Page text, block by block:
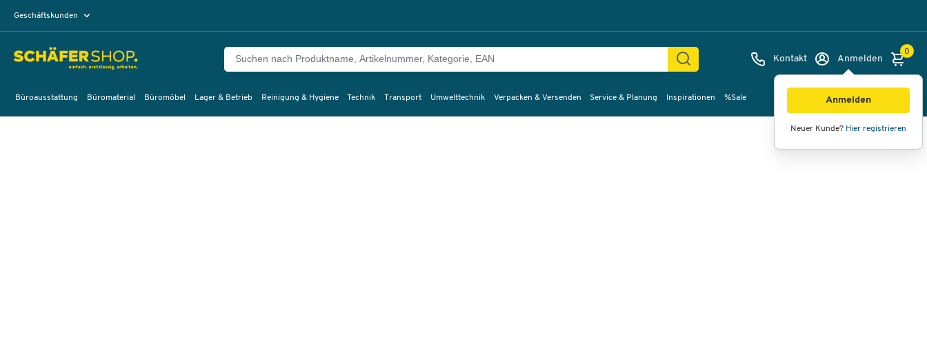
Geschäftskunden
Kontakt Anmelden
Anmelden
Neuer Kunde? Hier registrieren
0
Büroausstattung Büromaterial Büromöbel Lager & Betrieb Reinigung & Hygiene Technik Transport Umwelttechnik Verpacken & Versenden Service & Planung Inspirationen %Sale
Bilder Videos 360°-Ansicht